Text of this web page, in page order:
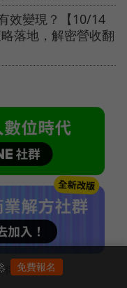
效變現？【10/14
落地，解密營收翻
得轉載。
免費報名